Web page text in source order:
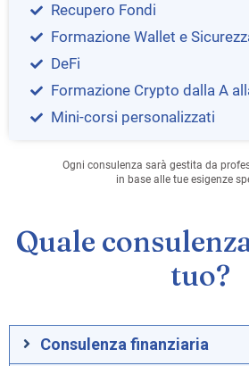
Recupero Fondi
Formazione Wallet e
DeFi
Formazione Crypto dalla A
Mini-corsi personalizzati
Ogni consulenza sarà gestita da
in base alle tue esigenze
Quale
tuo?
Consulenza finanziaria